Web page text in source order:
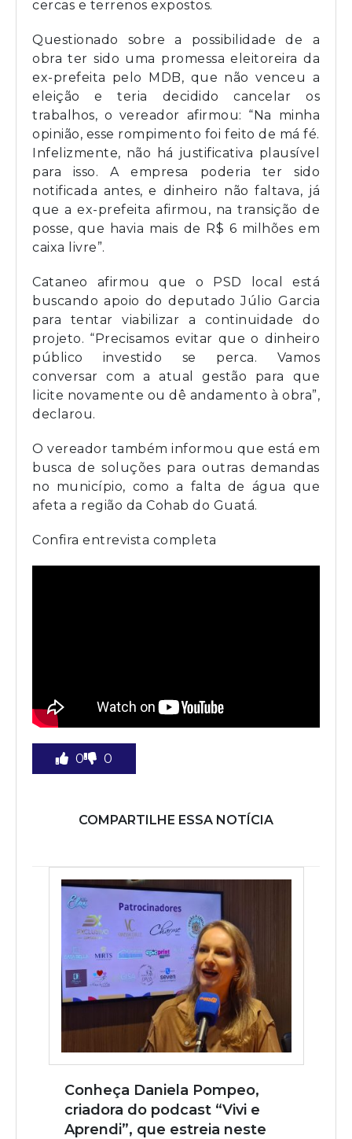
cercas e terrenos expostos.
Questionado sobre a possibilidade de a
obra ter sido uma promessa eleitoreira da
ex-prefeita pelo MDB, que não venceu a
eleição e teria decidido cancelar os
trabalhos, o vereador afirmou: “Na minha
opinião, esse rompimento foi feito de má fé.
Infelizmente, não há justificativa plausível
para isso. A empresa poderia ter sido
notificada antes, e dinheiro não faltava, já
que a ex-prefeita afirmou, na transição de
posse, que havia mais de R$ 6 milhões em
caixa livre”.
Cataneo afirmou que o PSD local está
buscando apoio do deputado Júlio Garcia
para tentar viabilizar a continuidade do
projeto. “Precisamos evitar que o dinheiro
público investido se perca. Vamos
conversar com a atual gestão para que
licite novamente ou dê andamento à obra”,
declarou.
O vereador também informou que está em
busca de soluções para outras demandas
no município, como a falta de água que
afeta a região da Cohab do Guatá.
Confira entrevista completa
0 0
COMPARTILHE ESSA NOTÍCIA
Conheça Daniela Pompeo,
criadora do podcast “Vivi e
Aprendi”, que estreia neste